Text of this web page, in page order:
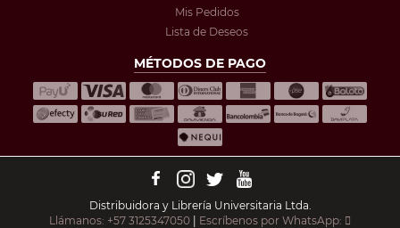
Mis Pedidos
Lista de Deseos
MÉTODOS DE PAGO
Distribuidora y Librería Universitaria Ltda.
Llámanos: +57 3125347050 | Escríbenos por WhatsApp: